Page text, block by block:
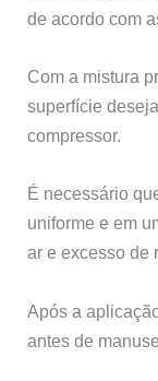
de acordo com
Com a mistura
superfície
compressor.
É necessário
uniforme e em
ar e excesso de
Após a
antes de